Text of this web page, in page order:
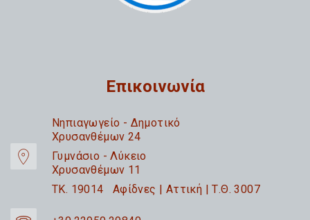
Επικοινωνία
Nηπιαγωγείο - Δημοτικό
Χρυσανθέμων 24
Γυμνάσιο - Λύκειο
Χρυσανθέμων 11
TK. 19014 Αφίδνες | Αττική | Τ.Θ. 3007